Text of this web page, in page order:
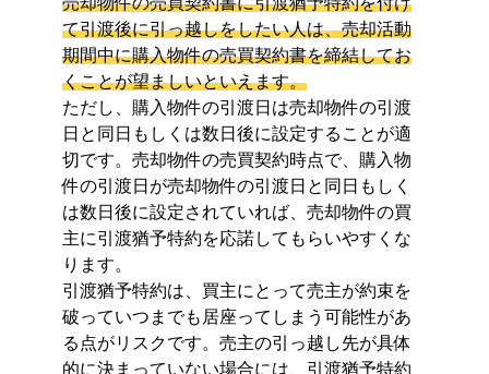
て引渡後に引っ越しをしたい人は、売却活動
期間中に購入物件の売買契約書を締結してお
くことが望ましいといえます。
ただし、購入物件の引渡日は売却物件の引渡
日と同日もしくは数日後に設定することが適
切です。売却物件の売買契約時点で、購入物
件の引渡日が売却物件の引渡日と同日もしく
は数日後に設定されていれば、売却物件の買
主に引渡猶予特約を応諾してもらいやすくな
ります。
引渡猶予特約は、買主にとって売主が約束を
破っていつまでも居座ってしまう可能性があ
る点がリスクです。売主の引っ越し先が具体
的に決まっていない場合には、引渡猶予特約